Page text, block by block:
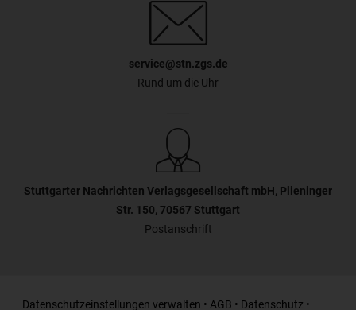
service@stn.zgs.de
Rund um die Uhr
Stuttgarter Nachrichten Verlagsgesellschaft mbH, Plieninger
Str. 150, 70567 Stuttgart
Postanschrift
Datenschutzeinstellungen verwalten • AGB • Datenschutz •